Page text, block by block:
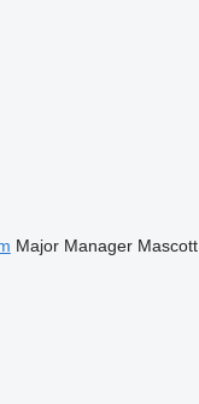
Major Manager Mascott